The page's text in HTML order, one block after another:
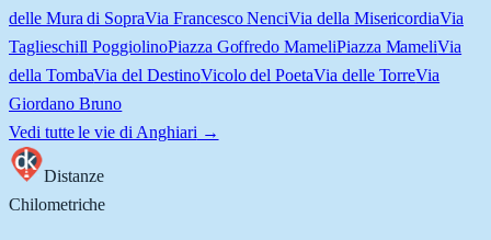
delle Mura di SopraVia Francesco NenciVia della MisericordiaVia
TaglieschiIl PoggiolinoPiazza Goffredo MameliPiazza MameliVia
della TombaVia del DestinoVicolo del PoetaVia delle TorreVia
Giordano Bruno
Vedi tutte le vie di Anghiari →
Distanze
Chilometriche